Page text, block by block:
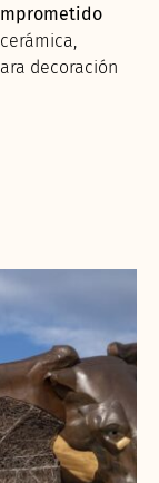
decoración